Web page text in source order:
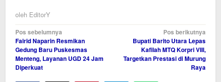
oleh EditorY
Navigasi
pos
Pos sebelumnya
Fairid Naparin Resmikan
Gedung Baru Puskesmas
Menteng, Layanan UGD 24 Jam
Diperkuat
Pos berikutnya
Bupati Barito Utara Lepas
Kafilah MTQ Korpri VIII,
Targetkan Prestasi di Murung
Raya